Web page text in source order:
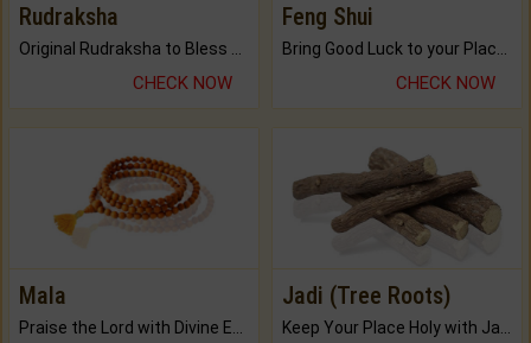
Rudraksha
CHECK NOW
Feng Shui
CHECK NOW
Mala Jadi (Tree Roots)